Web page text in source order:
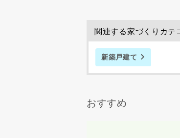
関連する家づくりカテ
新築戸建て
おすすめ